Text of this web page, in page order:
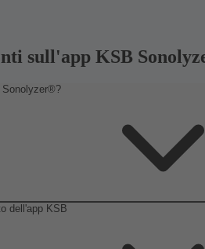
sull'app KSB
Sonolyzer®?
dell'app KSB